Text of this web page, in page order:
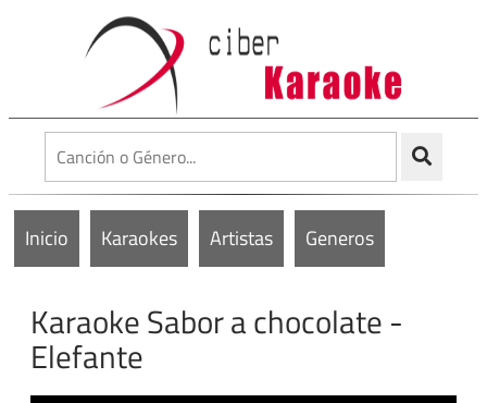
Inicio Karaokes Artistas Generos
Karaoke Sabor a chocolate -
Elefante